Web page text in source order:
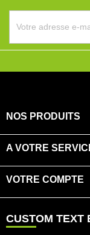
NOS PRODUITS
A VOTRE
VOTRE COMPTE
CUSTOM TEXT